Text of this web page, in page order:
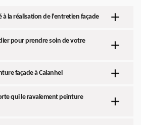
à la réalisation de l’entretien façade
pour prendre soin de votre
façade à Calanhel
qui le ravalement peinture